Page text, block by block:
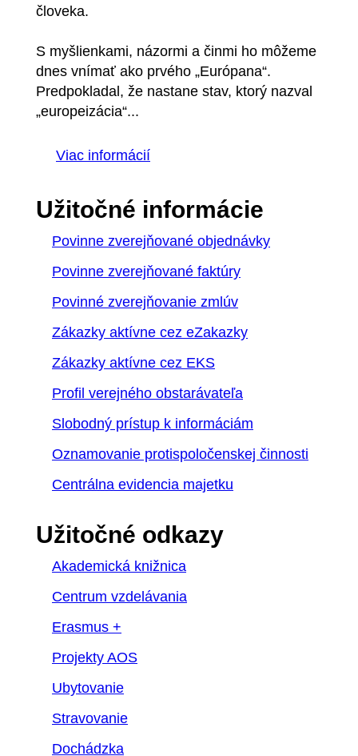
človeka.
S myšlienkami, názormi a činmi ho môžeme
dnes vnímať ako prvého „Európana“.
Predpokladal, že nastane stav, ktorý nazval
„europeizácia“...
Viac informácií
Užitočné informácie
Povinne zverejňované objednávky
Povinne zverejňované faktúry
Povinné zverejňovanie zmlúv
Zákazky aktívne cez eZakazky
Zákazky aktívne cez EKS
Profil verejného obstarávateľa
Slobodný prístup k informáciám
Oznamovanie protispoločenskej činnosti
Centrálna evidencia majetku
Užitočné odkazy
Akademická knižnica
Centrum vzdelávania
Erasmus +
Projekty AOS
Ubytovanie
Stravovanie
Dochádzka